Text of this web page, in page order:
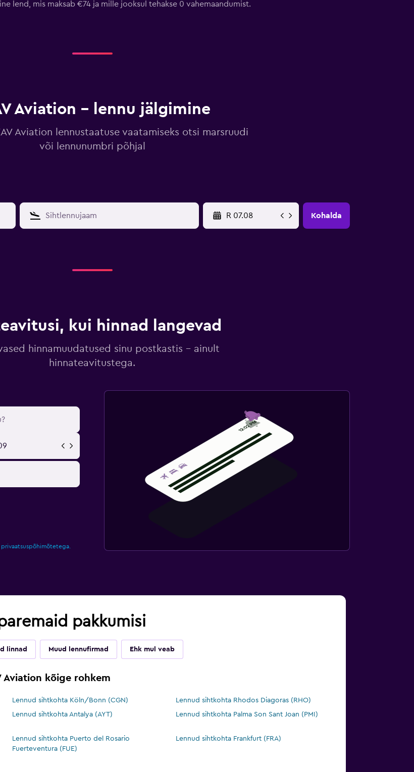
lend, mis maksab €74 ja mille jooksul tehakse 0 vahemaandumist.
Aviation – lennu jälgimine
Aviation lennustaatuse vaatamiseks otsi marsruudi
või lennunumbri põhjal
Kohalda
kui hinnad langevad
hinnamuudatused sinu postkastis – ainult
hinnateavitustega.
privaatsuspõhimõtetega.
pakkumisi
linnad Muud lennufirmad Ehk mul veab
Aviation kõige rohkem
Lennud sihtkohta Köln/Bonn (CGN)
Lennud sihtkohta Rhodos Diagoras (RHO)
Lennud sihtkohta Antalya (AYT) Lennud sihtkohta Palma Son Sant Joan (PMI)
Lennud sihtkohta Puerto del Rosario
Fuerteventura (FUE)
Lennud sihtkohta Frankfurt (FRA)